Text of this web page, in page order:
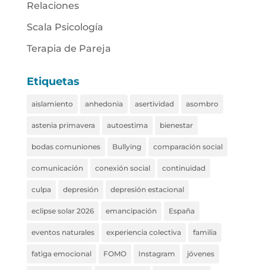
Relaciones
Scala Psicología
Terapia de Pareja
Etiquetas
aislamiento anhedonia asertividad asombro
astenia primavera autoestima bienestar
bodas comuniones Bullying comparación social
comunicación conexión social continuidad
culpa depresión depresión estacional
eclipse solar 2026 emancipación España
eventos naturales experiencia colectiva familia
fatiga emocional FOMO Instagram jóvenes